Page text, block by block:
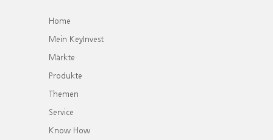
Home
Mein KeyInvest
Märkte
Produkte
Themen
Service
Know How